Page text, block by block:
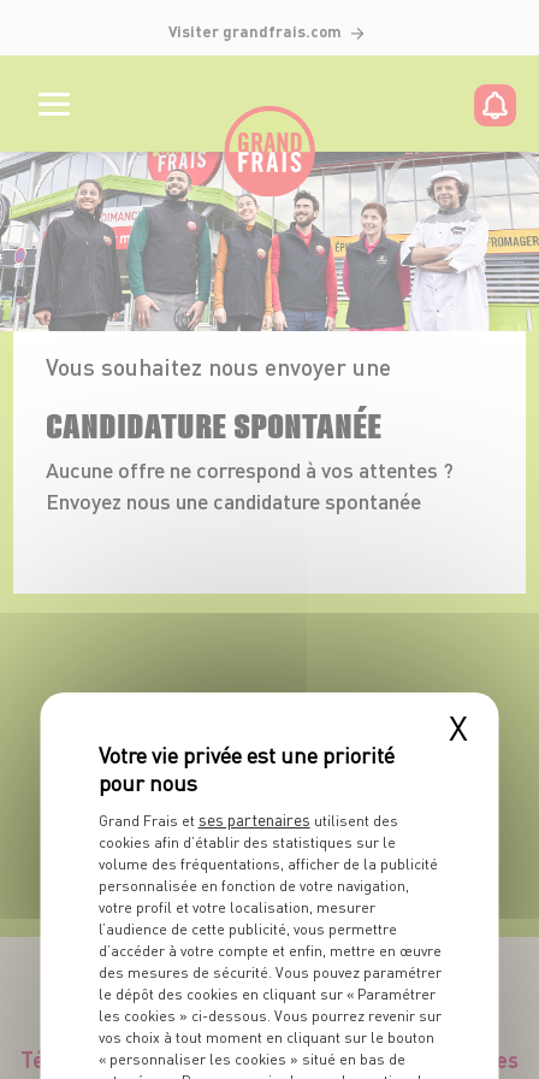
Visiter grandfrais.com
Vous souhaitez nous envoyer une
CANDIDATURE SPONTANÉE
Aucune offre ne correspond à vos attentes ?
Envoyez nous une candidature spontanée
UNIVERS RECHERCHÉ(S)*
Téléchargez l’App pour profiter d’offres exclusives
X
Grand Frais et ses partenaires utilisent des
cookies afin d’établir des statistiques sur le
volume des fréquentations, afficher de la publicité
personnalisée en fonction de votre navigation,
votre profil et votre localisation, mesurer
l’audience de cette publicité, vous permettre
d’accéder à votre compte et enfin, mettre en œuvre
des mesures de sécurité. Vous pouvez paramétrer
le dépôt des cookies en cliquant sur « Paramétrer
les cookies » ci-dessous. Vous pourrez revenir sur
vos choix à tout moment en cliquant sur le bouton
« personnaliser les cookies » situé en bas de